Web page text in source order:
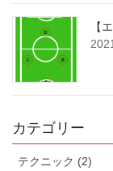
【
カテゴリー
テクニック (2)